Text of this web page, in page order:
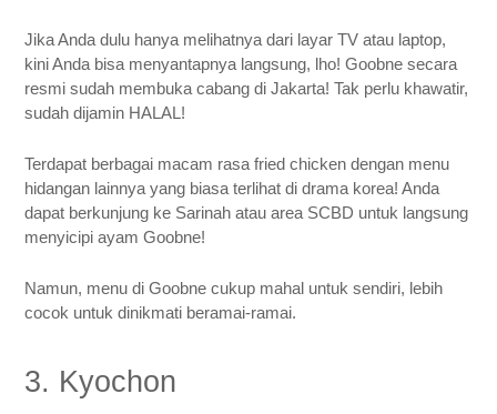
Jika Anda dulu hanya melihatnya dari layar TV atau laptop,
kini Anda bisa menyantapnya langsung, lho! Goobne secara
resmi sudah membuka cabang di Jakarta! Tak perlu khawatir,
sudah dijamin HALAL!
Terdapat berbagai macam rasa fried chicken dengan menu
hidangan lainnya yang biasa terlihat di drama korea! Anda
dapat berkunjung ke Sarinah atau area SCBD untuk langsung
menyicipi ayam Goobne!
Namun, menu di Goobne cukup mahal untuk sendiri, lebih
cocok untuk dinikmati beramai-ramai.
3. Kyochon